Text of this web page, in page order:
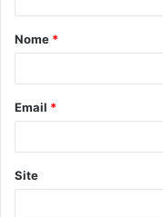
á
r
*
Nome *
Email *
Site